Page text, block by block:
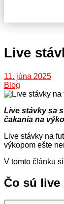
Live
11. júna 2025
Blog
Live stávky sa
čakania na
Live stávky na
výkopom ešte
V tomto článku
Čo sú live